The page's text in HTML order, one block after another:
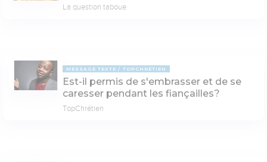
La question taboue
MESSAGE TEXTE TOPCHRÉTIEN
Est-il permis de s'embrasser et de se
caresser pendant les fiançailles?
TopChrétien